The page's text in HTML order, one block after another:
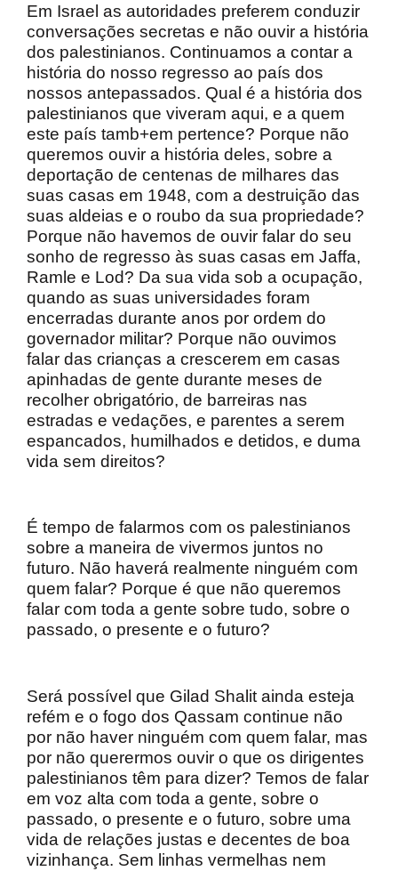
Em Israel as autoridades preferem conduzir
conversações secretas e não ouvir a história
dos palestinianos. Continuamos a contar a
história do nosso regresso ao país dos
nossos antepassados. Qual é a história dos
palestinianos que viveram aqui, e a quem
este país tamb+em pertence? Porque não
queremos ouvir a história deles, sobre a
deportação de centenas de milhares das
suas casas em 1948, com a destruição das
suas aldeias e o roubo da sua propriedade?
Porque não havemos de ouvir falar do seu
sonho de regresso às suas casas em Jaffa,
Ramle e Lod? Da sua vida sob a ocupação,
quando as suas universidades foram
encerradas durante anos por ordem do
governador militar? Porque não ouvimos
falar das crianças a crescerem em casas
apinhadas de gente durante meses de
recolher obrigatório, de barreiras nas
estradas e vedações, e parentes a serem
espancados, humilhados e detidos, e duma
vida sem direitos?
É tempo de falarmos com os palestinianos
sobre a maneira de vivermos juntos no
futuro. Não haverá realmente ninguém com
quem falar? Porque é que não queremos
falar com toda a gente sobre tudo, sobre o
passado, o presente e o futuro?
Será possível que Gilad Shalit ainda esteja
refém e o fogo dos Qassam continue não
por não haver ninguém com quem falar, mas
por não querermos ouvir o que os dirigentes
palestinianos têm para dizer? Temos de falar
em voz alta com toda a gente, sobre o
passado, o presente e o futuro, sobre uma
vida de relações justas e decentes de boa
vizinhança. Sem linhas vermelhas nem